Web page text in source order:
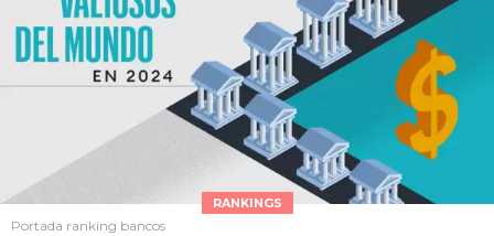
RANKINGS
Portada ranking bancos